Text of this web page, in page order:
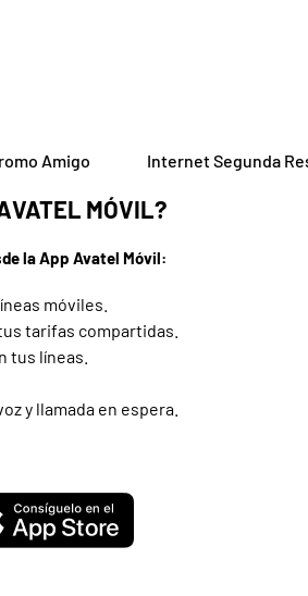
Amigo Internet Segunda
MÓVIL?
la App Avatel Móvil:
móviles.
tarifas compartidas.
tus líneas.
y llamada en espera.